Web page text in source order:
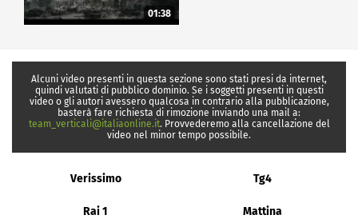
01:38
Alcuni video presenti in questa sezione sono stati presi da internet,
quindi valutati di pubblico dominio. Se i soggetti presenti in questi
video o gli autori avessero qualcosa in contrario alla pubblicazione,
basterà fare richiesta di rimozione inviando una mail a:
team_verticali@italiaonline.it. Provvederemo alla cancellazione del
video nel minor tempo possibile.
Verissimo Tg4
Rai 1 Mattina